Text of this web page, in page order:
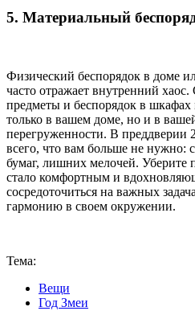
5. Материальный
Физический беспорядок в доме
часто отражает внутренний
предметы и беспорядок в шкафах
только в вашем доме, но и в
перегруженности. В преддверии
всего, что вам больше не
бумаг, лишних мелочей. Уберите
стало комфортным и
сосредоточиться на важных
гармонию в своем окружении.
Тема:
Вещи
Год Змеи